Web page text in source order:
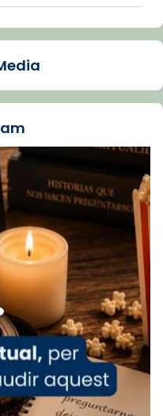
Fa gairebé
Companys, la
Vatican
news/2026-
papa-viaje-
ens